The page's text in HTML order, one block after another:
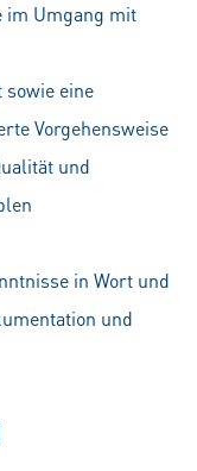
im Umgang mit
sowie eine
Vorgehensweise
und
in Wort und
und